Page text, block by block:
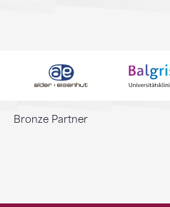
Bronze Partner